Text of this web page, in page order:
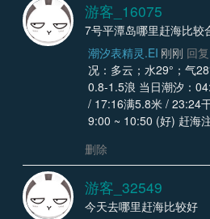
游客_16075
7号平潭岛哪里赶海比较
潮汐表精灵.EI 刚刚 回
况：多云；水29°；气
0.8-1.5浪 当日潮汐：
/ 17:16满5.8米 / 23:24
9:00 ~ 10:50 (好) 赶海
删除
游客_32549
今天去哪里赶海比较好